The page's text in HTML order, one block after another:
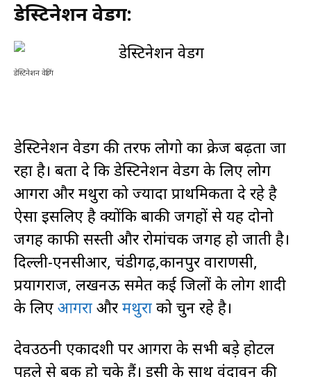
डेस्टिनेशन वेडिंग:
डेस्टिनेशन वेडिंग
डेस्टिनेशन वेडिंग की तरफ लोगो का क्रेज बढ़ता जा
रहा है। बता दे कि डेस्टिनेशन वेडिंग के लिए लोग
आगरा और मथुरा को ज्यादा प्राथमिकता दे रहे है
ऐसा इसलिए है क्योंकि बाकी जगहों से यह दोनो
जगह काफी सस्ती और रोमांचक जगह हो जाती है।
दिल्ली-एनसीआर, चंडीगढ़,कानपुर वाराणसी,
प्रयागराज, लखनऊ समेत कई जिलों के लोग शादी
के लिए आगरा और मथुरा को चुन रहे है।
देवउठनी एकादशी पर आगरा के सभी बड़े होटल
पहले से बुक हो चुके हैं। इसी के साथ वृंदावन की